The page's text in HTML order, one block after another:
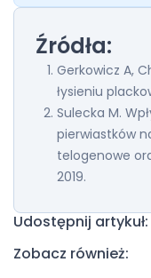
Źródła:
Gerkowicz A,
łysieniu
Sulecka M.
pierwiastków
telogenowe
2019.
Udostępnij artykuł:
Zobacz również: